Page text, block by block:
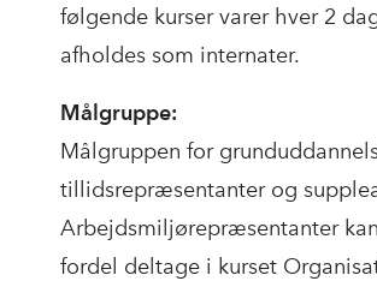
følgende kurser varer hver 2
afholdes som internater.
Målgruppe:
Målgruppen for
tillidsrepræsentanter og
Arbejdsmiljørepræsentanter
fordel deltage i kurset